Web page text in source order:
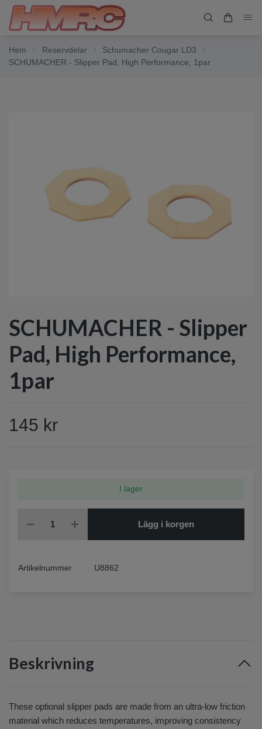
Hem / Reservdelar / Schumacher Cougar LD3
/
SCHUMACHER - Slipper Pad, High Performance, 1par
SCHUMACHER - Slipper
Pad, High Performance,
1par
145 kr
I lager
Lägg i korgen
Artikelnummer U8862
Beskrivning
These optional slipper pads are made from an ultra-low friction
material which reduces temperatures, improving consistency